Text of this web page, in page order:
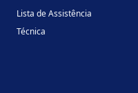
Lista de Assistência
Técnica